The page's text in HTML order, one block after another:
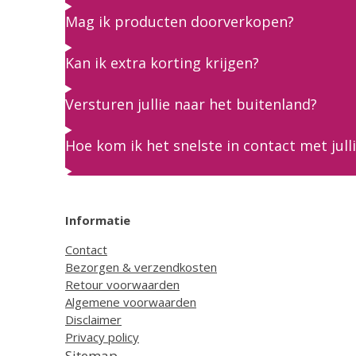
Mag ik producten doorverkopen?
Kan ik extra korting krijgen?
Versturen jullie naar het buitenland?
Hoe kom ik het snelste in contact met
Informatie
Contact
Bezorgen & verzendkosten
Retour voorwaarden
Algemene voorwaarden
Disclaimer
Privacy policy